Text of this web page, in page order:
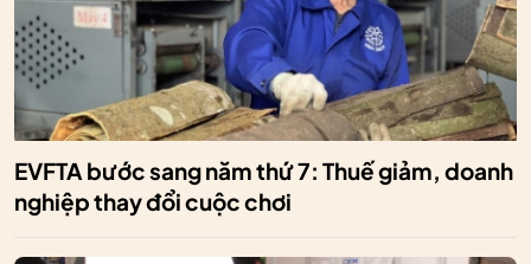
EVFTA bước sang năm thứ 7: Thuế giảm, doanh
nghiệp thay đổi cuộc chơi